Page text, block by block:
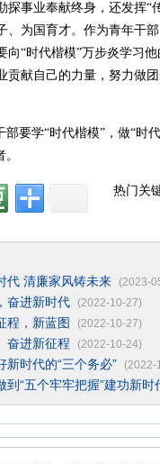
探事业奉献终身，还发挥“
、为国育才。作为青年干
向“时代楷模”万步炎学习
贡献自己的力量，努力做
要学“时代楷模”，做“时
热门关
代 清廉家风铸未来 (2023-
奋进新时代 (2022-10-27)
程，新蓝图 (2022-10-27)
奋进新征程 (2022-10-24)
时代的“三个务必” (2022-
“五个牢牢把握”建功新时